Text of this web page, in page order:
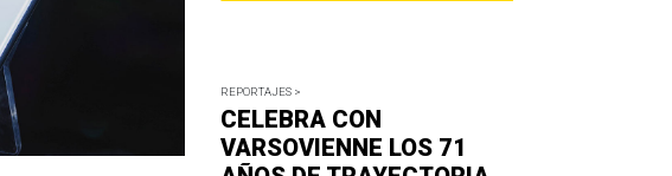
REPORTAJES >
CELEBRA CON
VARSOVIENNE LOS 71